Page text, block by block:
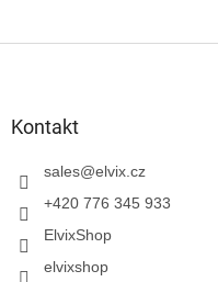
Kontakt
sales@elvix.cz
+420 776 345 933
ElvixShop
elvixshop